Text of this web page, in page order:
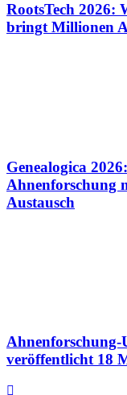
RootsTech 2026:
bringt Millionen
Genealogica
Ahnenforschung
Austausch
Ahnenforschung-
veröffentlicht 18